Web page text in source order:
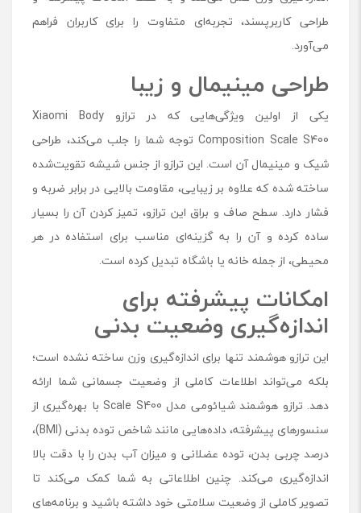
طراحی کاربرپسند، تجربه‌ای متفاوت را برای کاربران فراهم
می‌آورد.
طراحی مینیمال و زیبا
یکی از اولین ویژگی‌هایی که در ترازو Xiaomi Body
Composition Scale S400 توجه شما را جلب می‌کند، طراحی
شیک و مینیمال آن است. این ترازو از جنس شیشه تقویت‌شده
ساخته شده که علاوه بر زیبایی، مقاومت بالایی در برابر ضربه و
فشار دارد. سطح صاف و براق این ترازو، تمیز کردن آن را بسیار
ساده کرده و آن را به گزینه‌ای مناسب برای استفاده در هر
محیطی، از جمله خانه یا باشگاه تبدیل کرده است.
امکانات پیشرفته برای
اندازه‌گیری وضعیت بدنی
این ترازو هوشمند تنها برای اندازه‌گیری وزن ساخته نشده است؛
بلکه می‌تواند اطلاعات کاملی از وضعیت جسمانی شما ارائه
دهد. ترازو هوشمند شیائومی مدل Scale S400 با بهره‌گیری از
سنسورهای پیشرفته، داده‌هایی مانند شاخص توده بدنی (BMI)،
درصد چربی بدن، توده عضلانی و میزان آب بدن را با دقت بالا
اندازه‌گیری می‌کند. چنین اطلاعاتی به شما کمک می‌کند تا
تصویر کاملی از وضعیت سلامتی خود داشته باشید و برنامه‌های